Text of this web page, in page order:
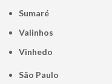
Sumaré
Valinhos
Vinhedo
São Paulo